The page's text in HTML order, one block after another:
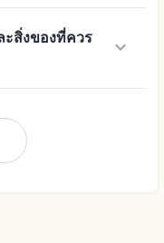
ะสิ่งของที่ควร
keyboard_arrow_down